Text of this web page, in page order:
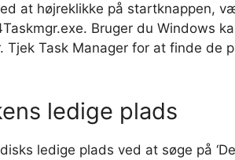
at højreklikke på startknappen,
Bruger du Windows
Tjek Task Manager for at finde de
ledige plads
ledige plads ved at søge på